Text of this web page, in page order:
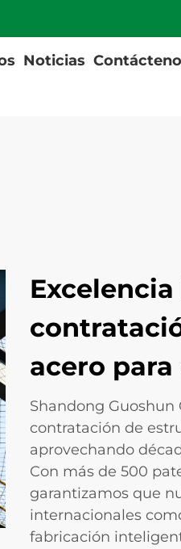
Noticias
acero
Shandong Guoshun
contratación de
aprovechando
Con más de 500
garantizamos que
internacionales
fabricación